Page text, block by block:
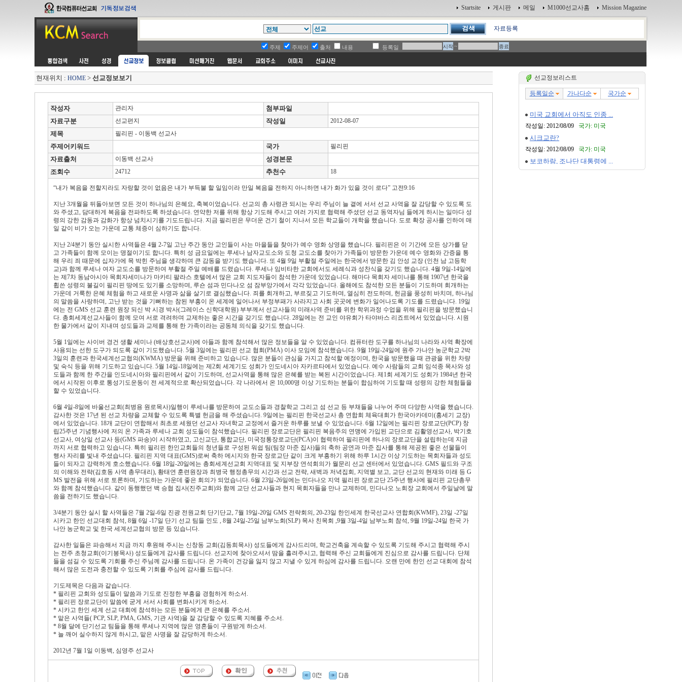
Startsite 게시판 메일 M1000선교사홈 Mission Magazine
자료등록
주제 주제어 출처 내용 등록일 ~
현재위치 : HOME> 선교정보보기
작성자 관리자
첨부파일
자료구분
선교편지 작성일 2012-08-07
제목 필리핀 - 이동백 선교사
주제어키워드 국가 필리핀
자료출처 이동백 선교사
성경본문
조회수
24712 추천수 18
“내가 복음을 전할지라도 자랑할 것이 없음은 내가 부득불 할 일임이라 만일 복음을 전하지 아니하면 내가 화가 있을 것이 로다” 고전9:16
지난 3개월을 뒤돌아보면 모든 것이 하나님의 은혜요, 축복이었습니다. 선교의 총 사령관 되시는 우리 주님이 늘 곁에 서서 선교 사역을 잘 감당할 수 있도록 도
와 주셨고, 담대하게 복음을 전파하도록 하셨습니다. 연약한 저를 위해 항상 기도해 주시고 여러 가지로 협력해 주셨던 선교 동역자님 들에게 하시는 일마다 성
령의 강한 감동과 감화가 항상 넘치시기를 기도드립니다. 지금 필리핀은 무더운 건기 철이 지나서 모든 학교들이 개학을 했습니다. 도로 확장 공사를 인하여 매
일 같이 비가 오는 가운데 교통 체증이 심하기도 합니다.
지난 2/4분기 동안 실시한 사역들은 4월 2-7일 고난 주간 동안 교인들이 사는 마을들을 찾아가 예수 영화 상영을 했습니다. 필리핀은 이 기간에 모든 상가를 닫
고 가족들이 함께 모이는 명절이기도 합니다. 특히 성 금요일에는 루세나 남자교도소와 도청 교도소를 찾아가 가족들이 방문한 가운데 예수 영화와 간증을 통
해 우리 죄 때문에 십자가에 목 박힌 주님을 생각하며 큰 감동을 받기도 했습니다. 또 4월 9일 부활절 주일에는 한국에서 방문한 김 안성 교장 (인천 남 고등학
교)과 함께 루세나 여자 교도소를 방문하여 부활절 주일 예배를 드렸습니다. 루세나 임비타한 교회에서도 세례식과 성찬식을 갖기도 했습니다. 4월 9일-14일에
는 제7차 동남아시아 목회자세미나가 마카티 팔라스 호텔에서 많은 교회 지도자들이 참석한 가운데 있었습니다. 해마다 목회자 세미나를 통해 1907년 한국을
휩쓴 성령의 불길이 필리핀 땅에도 있기를 소망하며, 루숀 섬과 민다나오 섬 잠부앙가에서 각각 있었습니다. 올해에도 참석한 모든 분들이 기도하며 회개하는
가운데 거룩한 은혜 체험을 하고 새로운 사명과 삶을 살기로 결심했습니다. 죄를 회개하고, 부르짖고 기도하며, 열심히 전도하며, 헌금을 풍성히 바치며, 하나님
의 말씀을 사랑하며, 고난 받는 것을 기뻐하는 참된 부흥이 온 세계에 일어나서 부정부패가 사라지고 사회 곳곳에 변화가 일어나도록 기도를 드렸습니다. 19일
에는 전 GMS 선교 훈련 원장 되신 박 시경 박사(그레이스 신학대학원) 부부께서 선교사들의 미래사역 준비를 위한 학위과정 수업을 위해 필리핀을 방문했습니
다. 총회세계선교사들이 함께 모여 서로 격려하며 교제하는 좋은 시간을 갖기도 했습니다. 28일에는 전 교인 야유회가 타야바스 리죠트에서 있었습니다. 시원
한 물가에서 같이 지내며 성도들과 교제를 통해 한 가족이라는 공동체 의식을 갖기도 했습니다.
5월 1일에는 사이버 경건 생활 세미나 (배상호선교사)에 아들과 함께 참석해서 많은 정보들을 알 수 있었습니다. 컴퓨터란 도구를 하나님의 나라와 사역 확장에
사용되는 선한 도구가 되도록 같이 기도했습니다. 5월 3일에는 필리핀 선교 협회(PMA) 이사 모임에 참석했습니다. 9월 19일-24일에 원주 가나안 농군학교 2박
3일의 훈련과 한국세계선교협의(KWMA) 방문을 위해 준비하고 있습니다. 많은 분들이 관심을 가지고 참석할 예정이며, 한국을 방문했을 때 관광을 위한 차량
및 숙식 등을 위해 기도하고 있습니다. 5월 14일-18일에는 제2회 세계기도 성회가 인도네시아 자카르타에서 있었습니다. 예수 사람들의 교회 임석종 목사와 성
도들과 함께 한 주간을 인도네시아와 필리핀에서 같이 기도하며, 선교사역을 통해 많은 은혜를 받는 복된 시간이었습니다. 제1회 세계기도 성회가 1984년 한국
에서 시작된 이후로 통성기도운동이 전 세계적으로 확산되었습니다. 각 나라에서 온 10,000명 이상 기도하는 분들이 합심하여 기도할 때 성령의 강한 체험들을
할 수 있었습니다.
6월 4일-8일에 바울선교회(최병용 원로목사)일행이 루세나를 방문하여 교도소들과 경찰학교 그리고 섬 선교 등 부채들을 나누어 주며 다양한 사역을 했습니다.
감사한 것은 17년 된 선교 차량을 교체할 수 있도록 특별 헌금을 해 주셨습니다. 9일에는 필리핀 한국선교사 총 연합회 체육대회가 한국아카데미(홍세기 교장)
에서 있었습니다. 18개 교단이 연합해서 최초로 세웠던 선교사 자녀학교 교정에서 즐거운 하루를 보낼 수 있었습니다. 6월 12일에는 필리핀 장로교단(PCP) 창
립25주년 기념행사에 저의 온 가족과 루세나 교회 성도들이 참석했습니다. 필리핀 장로교단은 필리핀 복음주의 연맹에 가입된 교단으로 김활영선교사, 박기호
선교사, 여상일 선교사 등(GMS 파송)이 시작하였고, 고신교단, 통합교단, 미국정통장로교단(PCA)이 협력하여 필리핀에 하나의 장로교단을 설립하는데 지금
까지 서로 협력하고 있습니다. 특히 필리핀 한인교회들의 청년들로 구성된 워쉽 팀(팀장 마준 집사)들의 축하 공연과 마준 집사를 통해 제공된 좋은 선물들이
행사 자리를 빛내 주셨습니다. 필리핀 지역 대표(GMS)로써 축하 메시지와 한국 장로교단 같이 크게 부흥하기 위해 하루 1시간 이상 기도하는 목회자들과 성도
들이 되자고 강력하게 호소했습니다. 6월 18일-20일에는 총회세계선교회 지역대표 및 지부장 연석회의가 월문리 선교 센터에서 있었습니다. GMS 필드와 구조
의 이해와 전략(김호동 사역 총무대리), 황태연 훈련원장과 최병국 행정총무의 시간과 선교 전략, 새벽과 저녁집회, 지역별 보고, 교단 선교의 현재와 미래 등 G
MS 발전을 위해 서로 토론하며, 기도하는 가운데 좋은 회의가 되었습니다. 6월 23일-26일에는 민다나오 지역 필리핀 장로교단 25주년 행사에 필리핀 교단총무
와 함께 참석했습니다. 같이 동행했던 백 승협 집사(진주교회)와 함께 교단 선교사들과 현지 목회자들을 만나 교제하며, 민다나오 노회장 교회에서 주일날에 말
씀을 전하기도 했습니다.
3/4분기 동안 실시 할 사역들은 7월 2일-6일 진광 전원교회 단기단교, 7월 19일-20일 GMS 전략회의, 20-23일 한인세계 한국선교사 연합회(KWMF), 23일 -27일
시카고 한인 선교대회 참석, 8월 6일 -17일 단기 선교 팀들 인도 , 8월 24일-25일 남부노회(SLP) 목사 친목회 ,9월 3일-4일 남부노회 참석, 9월 19일-24일 한국 가
나안 농군학교 및 한국 세계선교협의 방문 등 있습니다.
감사한 일들은 파송해서 지금 까지 후원해 주시는 신창동 교회(김동희목사) 성도들에게 감사드리며, 학교건축을 계속할 수 있도록 기도해 주시고 협력해 주시
는 전주 초청교회(이기봉목사) 성도들에게 감사를 드립니다. 선교지에 찾아오셔서 땀을 흘려주시고, 협력해 주신 교회들에게 진심으로 감사를 드립니다. 단체
들을 섬길 수 있도록 기회를 주신 주님께 감사를 드립니다. 온 가족이 건강을 잃지 않고 지낼 수 있게 하심에 감사를 드립니다. 오랜 만에 한인 선교 대회에 참석
해서 많은 도전과 충전할 수 있도록 기회를 주심에 감사를 드립니다.
기도제목은 다음과 같습니다.
* 필리핀 교회와 성도들이 말씀과 기도로 진정한 부흥을 경험하게 하소서.
* 필리핀 장로교단이 말씀에 굳게 서서 사회를 변화시키게 하소서.
* 시카고 한인 세계 선교 대회에 참석하는 모든 분들에게 큰 은혜를 주소서.
* 맡은 사역들( PCP, SLP, PMA, GMS, 기관 사역)을 잘 감당할 수 있도록 지혜를 주소서.
* 8월 달에 단기선교 팀들을 통해 루세나 지역에 많은 영혼들이 구원받게 하소서.
* 늘 깨어 실수하지 않게 하시고, 맡은 사명을 잘 감당하게 하소서.
2012년 7월 1일 이동백, 심영주 선교사
선교정보리스트